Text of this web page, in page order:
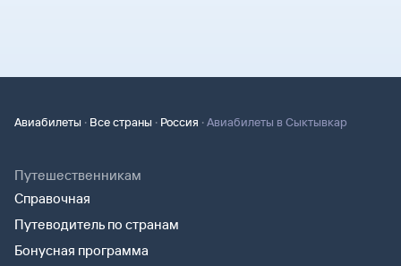
Авиабилеты · Все страны · Россия ·Авиабилеты в Сыктывкар
Путешественникам
Справочная
Путеводитель по странам
Бонусная программа